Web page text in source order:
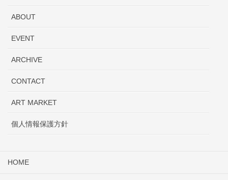
ABOUT
EVENT
ARCHIVE
CONTACT
ART MARKET
個人情報保護方針
HOME